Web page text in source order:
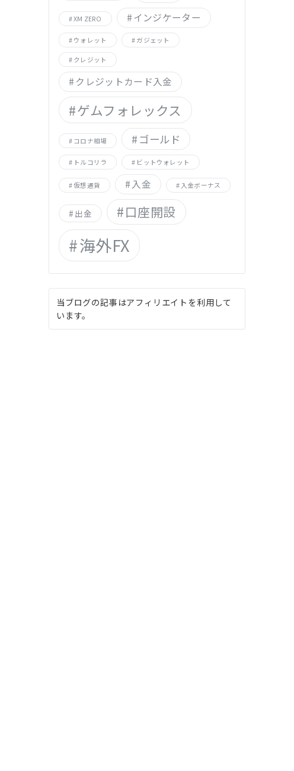
XM ZERO インジケーター
ウォレット ガジェット
クレジット
クレジットカード入金
ゲムフォレックス
コロナ相場 ゴールド
トルコリラ ビットウォレット
仮想通貨 入金 入金ボーナス
出金 口座開設
海外FX
当ブログの記事はアフィリエイトを利用して
います。